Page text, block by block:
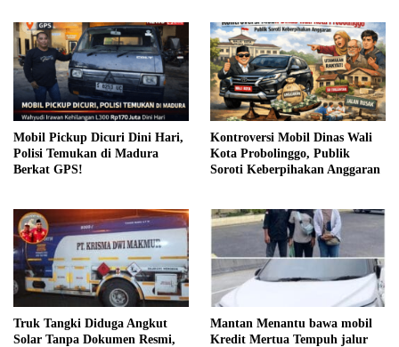
Mobil Pickup Dicuri Dini Hari,
Polisi Temukan di Madura
Berkat GPS!
Kontroversi Mobil Dinas Wali
Kota Probolinggo, Publik
Soroti Keberpihakan Anggaran
Truk Tangki Diduga Angkut
Solar Tanpa Dokumen Resmi,
Mantan Menantu bawa mobil
Kredit Mertua Tempuh jalur